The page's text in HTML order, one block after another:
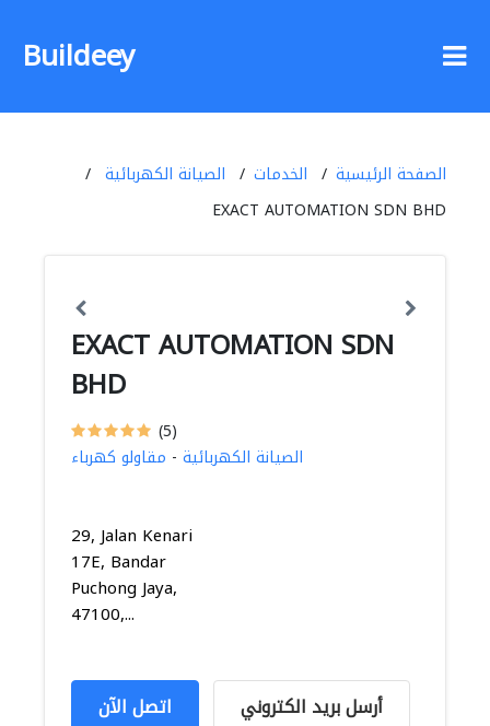
Buildeey
الصفحة الرئيسية الخدمات
الصيانة الكهربائية
EXACT AUTOMATION SDN BHD
EXACT AUTOMATION SDN
BHD
(5)
الصيانة الكهربائية - مقاولو كهرباء
29, Jalan Kenari
17E, Bandar
Puchong Jaya,
47100,...
اتصل الآن أرسل بريد الكتروني